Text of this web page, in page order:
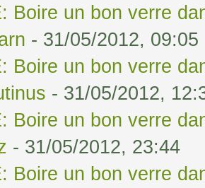
Boire un bon verre
- 31/05/2012, 09:05
Boire un bon verre
- 31/05/2012,
Boire un bon verre
- 31/05/2012, 23:44
Boire un bon verre